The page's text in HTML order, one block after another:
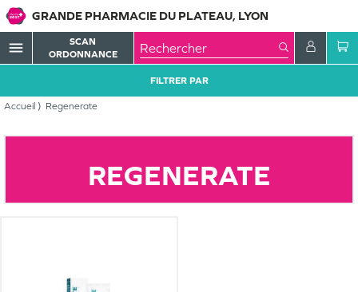
GRANDE PHARMACIE DU PLATEAU, LYON
menu
SCAN
ORDONNANCE
Accueil Regenerate
FILTRER PAR
REGENERATE